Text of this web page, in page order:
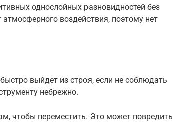
однослойных разновидностей без
воздействия, поэтому нет
выйдет из строя, если не соблюдать
небрежно.
чтобы переместить. Это может повредить